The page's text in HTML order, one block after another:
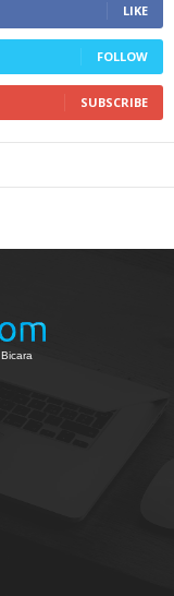
LIKE
FOLLOW
SUBSCRIBE